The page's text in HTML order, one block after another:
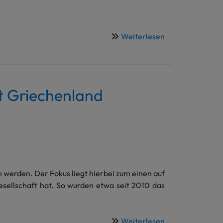
Weiterlesen
Griechenland
Der Fokus liegt hierbei zum einen auf
hat. So wurden etwa seit 2010 das